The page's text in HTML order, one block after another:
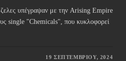
υπέγραψαν με την Arising Empire
single "Chemicals", που κυκλοφορεί
19 ΣΕΠΤΕΜΒΡΊΟΥ, 2024